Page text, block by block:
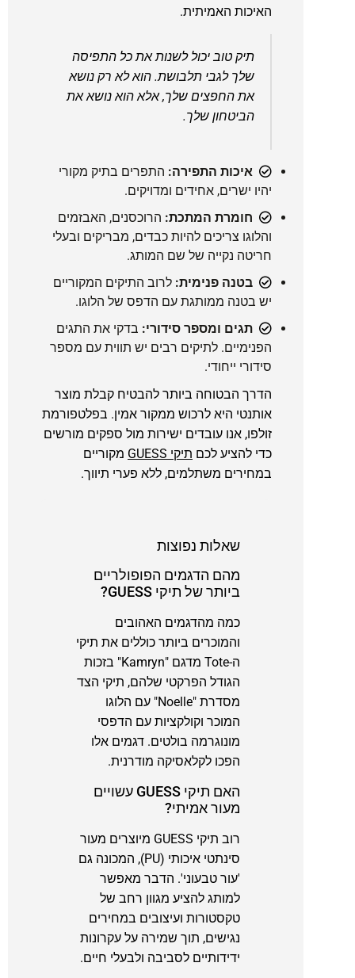
האיכות האמיתית.
תיק טוב יכול לשנות את כל התפיסה
שלך לגבי תלבושת. הוא לא רק נושא
את החפצים שלך, אלא הוא נושא את
הביטחון שלך.
איכות התפירה: התפרים בתיק מקורי
יהיו ישרים, אחידים ומדויקים.
חומרת המתכת: הרוכסנים, האבזמים
והלוגו צריכים להיות כבדים, מבריקים ובעלי
חריטה נקייה של שם המותג.
בטנה פנימית: לרוב התיקים המקוריים
יש בטנה ממותגת עם הדפס של הלוגו.
תגים ומספר סידורי: בדקי את התגים
הפנימיים. לתיקים רבים יש תווית עם מספר
סידורי ייחודי.
הדרך הבטוחה ביותר להבטיח קבלת מוצר
אותנטי היא לרכוש ממקור אמין. בפלטפורמת
זולפו, אנו עובדים ישירות מול ספקים מורשים
כדי להציע לכם תיקי GUESS
מקוריים
במחירים משתלמים, ללא פערי תיווך.
שאלות נפוצות
מהם הדגמים הפופולריים
ביותר של תיקי GUESS?
כמה מהדגמים האהובים
והמוכרים ביותר כוללים את תיקי
ה-Tote מדגם "Kamryn" בזכות
הגודל הפרקטי שלהם, תיקי הצד
מסדרת "Noelle" עם הלוגו
המוכר וקולקציות עם הדפסי
מונוגרמה בולטים. דגמים אלו
הפכו לקלאסיקה מודרנית.
האם תיקי GUESS עשויים
מעור אמיתי?
רוב תיקי GUESS מיוצרים מעור
סינתטי איכותי (PU), המכונה גם
'עור טבעוני'. הדבר מאפשר
למותג להציע מגוון רחב של
טקסטורות ועיצובים במחירים
נגישים, תוך שמירה על עקרונות
ידידותיים לסביבה ולבעלי חיים.